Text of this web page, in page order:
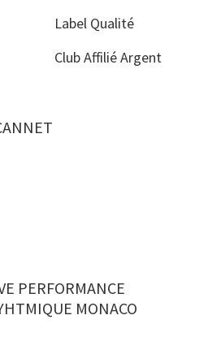
Label Qualité
Club Affilié Argent
PERFORMANCE
MONACO